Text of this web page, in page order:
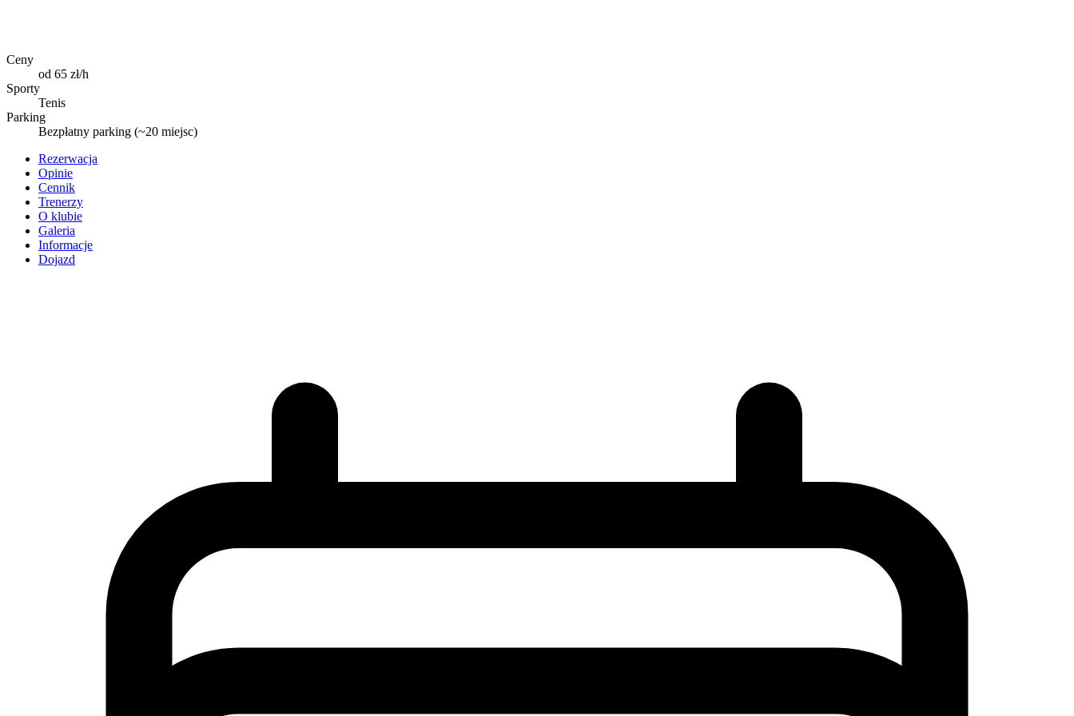
Ceny
od 65 zł/h
Sporty
Tenis
Parking
Bezpłatny parking (~20 miejsc)
Rezerwacja
Opinie
Cennik
Trenerzy
O klubie
Galeria
Informacje
Dojazd